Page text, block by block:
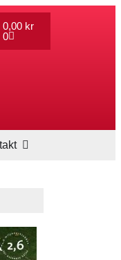
0,00 kr
0